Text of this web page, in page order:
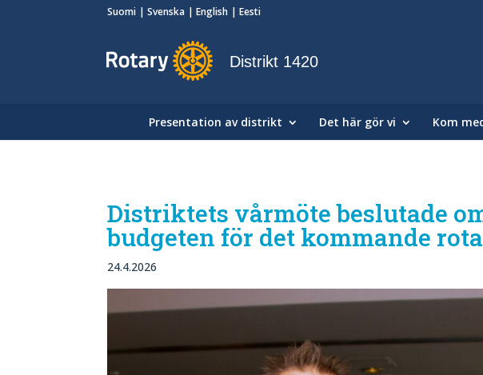
Suomi Svenska English Eesti
Distrikt 1420
Presentation av distrikt Det här gör vi Kom
Distriktets vårmöte beslutade
budgeten för det kommande
24.4.2026